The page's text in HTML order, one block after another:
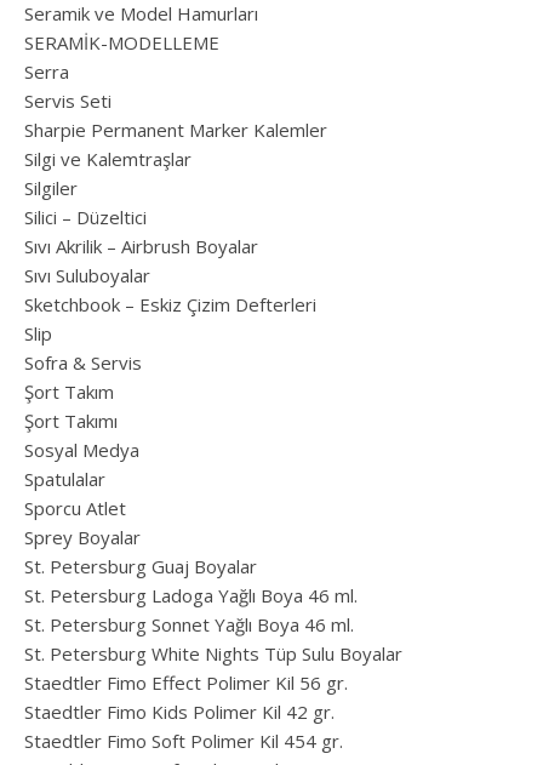
Seramik ve Model Hamurları
SERAMİK-MODELLEME
Serra
Servis Seti
Sharpie Permanent Marker Kalemler
Silgi ve Kalemtraşlar
Silgiler
Silici – Düzeltici
Sıvı Akrilik – Airbrush Boyalar
Sıvı Suluboyalar
Sketchbook – Eskiz Çizim Defterleri
Slip
Sofra & Servis
Şort Takım
Şort Takımı
Sosyal Medya
Spatulalar
Sporcu Atlet
Sprey Boyalar
St. Petersburg Guaj Boyalar
St. Petersburg Ladoga Yağlı Boya 46 ml.
St. Petersburg Sonnet Yağlı Boya 46 ml.
St. Petersburg White Nights Tüp Sulu Boyalar
Staedtler Fimo Effect Polimer Kil 56 gr.
Staedtler Fimo Kids Polimer Kil 42 gr.
Staedtler Fimo Soft Polimer Kil 454 gr.